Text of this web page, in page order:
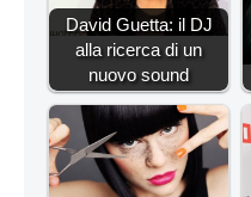
David Guetta: il DJ
alla ricerca di un
nuovo sound